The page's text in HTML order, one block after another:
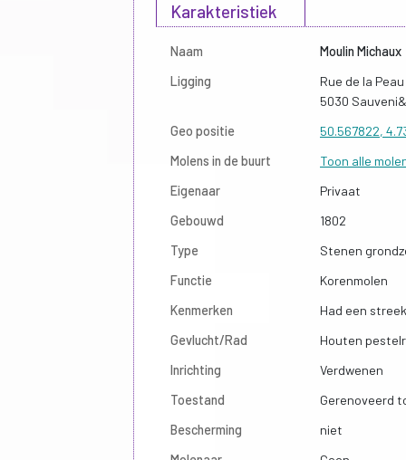
Karakteristiek
Naam
Moulin Michaux
Ligging
Rue de la
5030
Geo positie
50.567822,
Molens in de buurt
Toon alle
Eigenaar
Privaat
Gebouwd
1802
Type
Stenen
Functie
Korenmolen
Kenmerken
Had een
Gevlucht/Rad
Houten
Inrichting
Verdwenen
Toestand
Gerenoveerd
Bescherming
niet